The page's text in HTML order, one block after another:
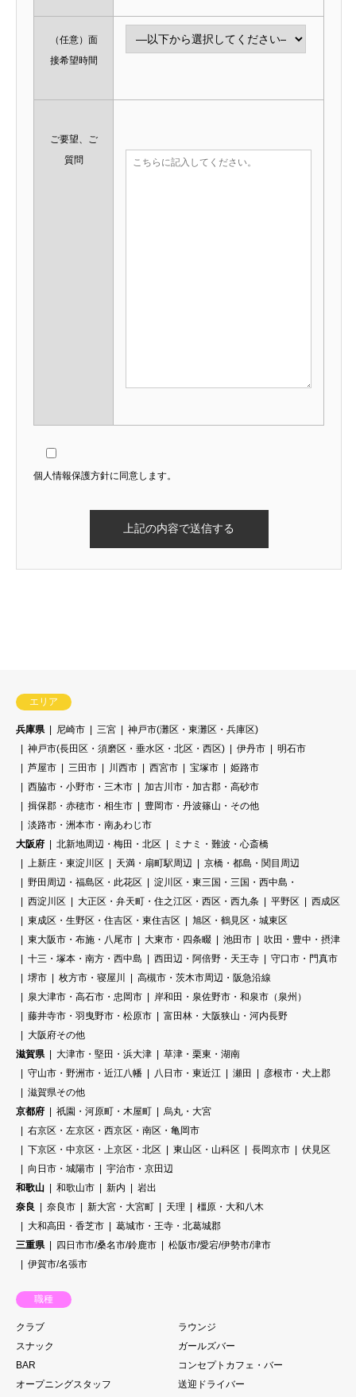
（任意） 面
接希望時間
ご要望、ご
質問
個人情報保護方針に同意します。
エリア
兵庫県 尼崎市 三宮
神戸市(灘区・東灘区・兵庫区)
神戸市(長田区・須磨区・垂水区・北区・西区)
伊丹市
明石市
芦屋市
三田市 川西市 西宮市 宝塚市
姫路市
西脇市・小野市・三木市
加古川市・加古郡・高砂市
揖保郡・赤穂市・相生市
豊岡市・丹波篠山・その他
淡路市・洲本市・南あわじ市
大阪府
北新地周辺・梅田・北区
ミナミ・難波・心斎橋
上新庄・東淀川区
天満・扇町駅周辺
京橋・都島・関目周辺
野田周辺・福島区・此花区
淀川区・東三国・三国・西中島・
西淀川区
大正区・弁天町・住之江区・西区・西九条 平野区
西成区
東成区・生野区・住吉区・東住吉区
旭区・鶴見区・城東区
東大阪市・布施・八尾市
大東市・四条畷 池田市
吹田・豊中・摂津
十三・塚本・南方・西中島
西田辺・阿倍野・天王寺
守口市・門真市
堺市
枚方市・寝屋川
高槻市・茨木市周辺・阪急沿線
泉大津市・高石市・忠岡市
岸和田・泉佐野市・和泉市（泉州）
藤井寺市・羽曳野市・松原市
富田林・大阪狭山・河内長野
大阪府その他
滋賀県
大津市・堅田・浜大津
草津・栗東・湖南
守山市・野洲市・近江八幡
八日市・東近江 瀬田
彦根市・犬上郡
滋賀県その他
京都府
祇園・河原町・木屋町
烏丸・大宮
右京区・左京区・西京区・南区・亀岡市
下京区・中京区・上京区・北区
東山区・山科区 長岡京市
伏見区
向日市・城陽市
宇治市・京田辺
和歌山
和歌山市 新内
岩出
奈良
奈良市 新大宮・大宮町 天理
橿原・大和八木
大和高田・香芝市
葛城市・王寺・北葛城郡
三重県
四日市市/桑名市/鈴鹿市
松阪市/愛宕/伊勢市/津市
伊賀市/名張市
職種
クラブ
ラウンジ
スナック
ガールズバー
BAR
コンセプトカフェ・バー
オープニングスタッフ
送迎ドライバー